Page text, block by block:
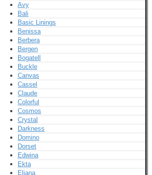
Avy
Bali
Basic Linings
Benissa
Berbera
Bergen
Bogatell
Buckle
Canvas
Cassel
Claude
Colorful
Cosmos
Crystal
Darkness
Domino
Dorset
Edwina
Ekta
Eliana